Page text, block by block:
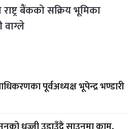
बैंकको सक्रिय भूमिका
वाग्ले
पूर्वअध्यक्ष भूपेन्द्र भण्डारी